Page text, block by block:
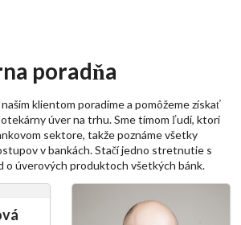
poradňa
klientom poradíme a pomôžeme získať
úver na trhu. Sme tímom ľudí, ktorí
sektore, takže poznáme všetky
v bankách. Stačí jedno stretnutie s
o úverových produktoch všetkých bánk.